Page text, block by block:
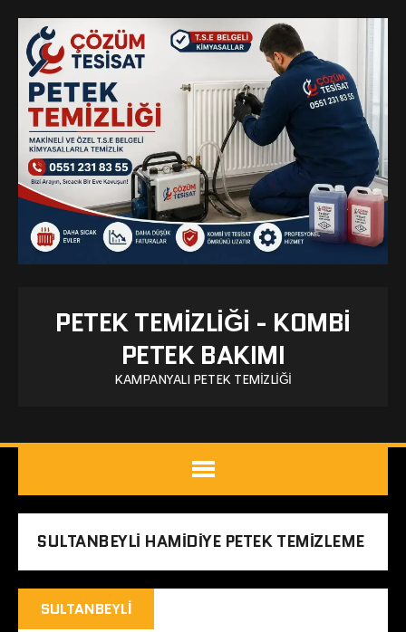
PETEK TEMIZLIĞI - KOMBI
PETEK BAKIMI
KAMPANYALI PETEK TEMIZLIĞI
SULTANBEYLI HAMIDIYE PETEK TEMIZLEME
SULTANBEYLI